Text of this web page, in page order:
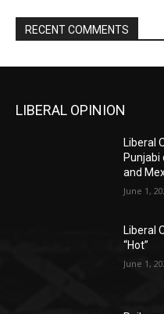
RECENT COMMENTS
LIBERAL OPINION
Liberal
Punjabi
and
June 1,
Liberal
“Hot”
June 1,